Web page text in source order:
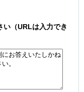
い（URLは入力でき